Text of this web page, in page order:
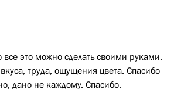
все это можно сделать своими руками.
труда, ощущения цвета. Спасибо
дано не каждому. Спасибо.